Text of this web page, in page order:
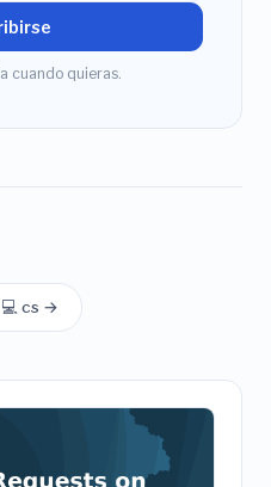
cuando quieras.
cs →